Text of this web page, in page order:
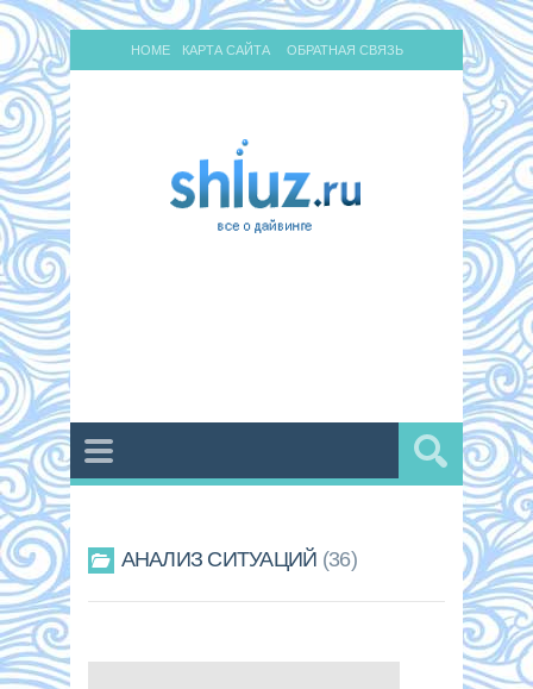
HOME КАРТА САЙТА ОБРАТНАЯ СВЯЗЬ
АНАЛИЗ СИТУАЦИЙ 36